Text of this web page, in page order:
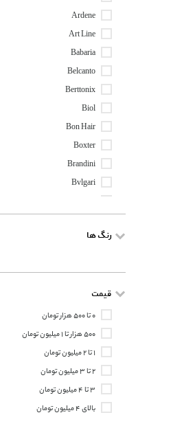
Ardene
Art Line
Babaria
Belcanto
Berttonix
Biol
Bon Hair
Boxter
Brandini
Bvlgari
Cerave
Chanel
Christian Dior
Clinique
Cordoba
Corum
Cosrx
Creed
Dapup
رنگ ها
قیمت
۰ تا ۵۰۰ هزار تومان
۵۰۰ هزار تا ۱ میلیون تومان
۱ تا ۲ میلیون تومان
۲ تا ۳ میلیون تومان
۳ تا ۴ میلیون تومان
بالای ۴ میلیون تومان